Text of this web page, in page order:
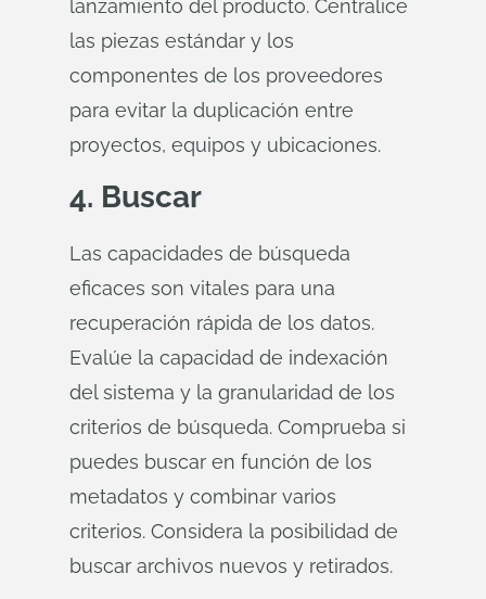
lanzamiento del producto. Centralice
las piezas estándar y los
componentes de los proveedores
para evitar la duplicación entre
proyectos, equipos y ubicaciones.
4. Buscar
Las capacidades de búsqueda
eficaces son vitales para una
recuperación rápida de los datos.
Evalúe la capacidad de indexación
del sistema y la granularidad de los
criterios de búsqueda. Comprueba si
puedes buscar en función de los
metadatos y combinar varios
criterios. Considera la posibilidad de
buscar archivos nuevos y retirados.